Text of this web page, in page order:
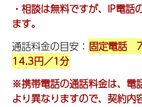
・相談は無料ですが、IP電話
ます。
通話料金の目安： 固定電話
14.3円／1分
※携帯電話の通話料金は、電
より異なりますので、契約内